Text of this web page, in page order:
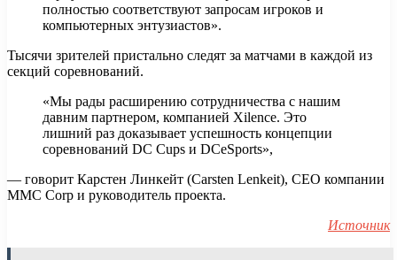
полностью соответствуют запросам игроков и
компьютерных энтузиастов».
Тысячи зрителей пристально следят за матчами в каждой из
секций соревнований.
«Мы рады расширению сотрудничества с нашим
давним партнером, компанией Xilence. Это
лишний раз доказывает успешность концепции
соревнований DC Cups и DCeSports»,
— говорит Карстен Линкейт (Carsten Lenkeit), CEO компании
MMC Corp и руководитель проекта.
Источник